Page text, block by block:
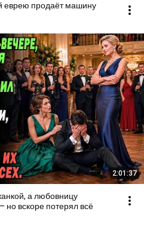
продаёт машину
2:01:37
а любовницу
но вскоре потерял всё